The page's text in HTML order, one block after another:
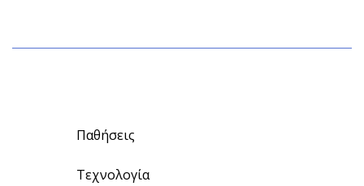
Παθήσεις
Τεχνολογία